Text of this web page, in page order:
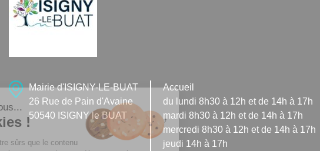
Mairie d'ISIGNY-LE-BUAT
26 Rue de Pain d'Avaine
50540 ISIGNY le BUAT
Accueil
du lundi 8h30 à 12h et de 14h à 17h
mardi 8h30 à 12h et de 14h à 17h
mercredi 8h30 à 12h et de 14h à 17h
jeudi 14h à 17h
Salut c'est nous...
les Cookies !
On a attendu d'être sûrs que le contenu